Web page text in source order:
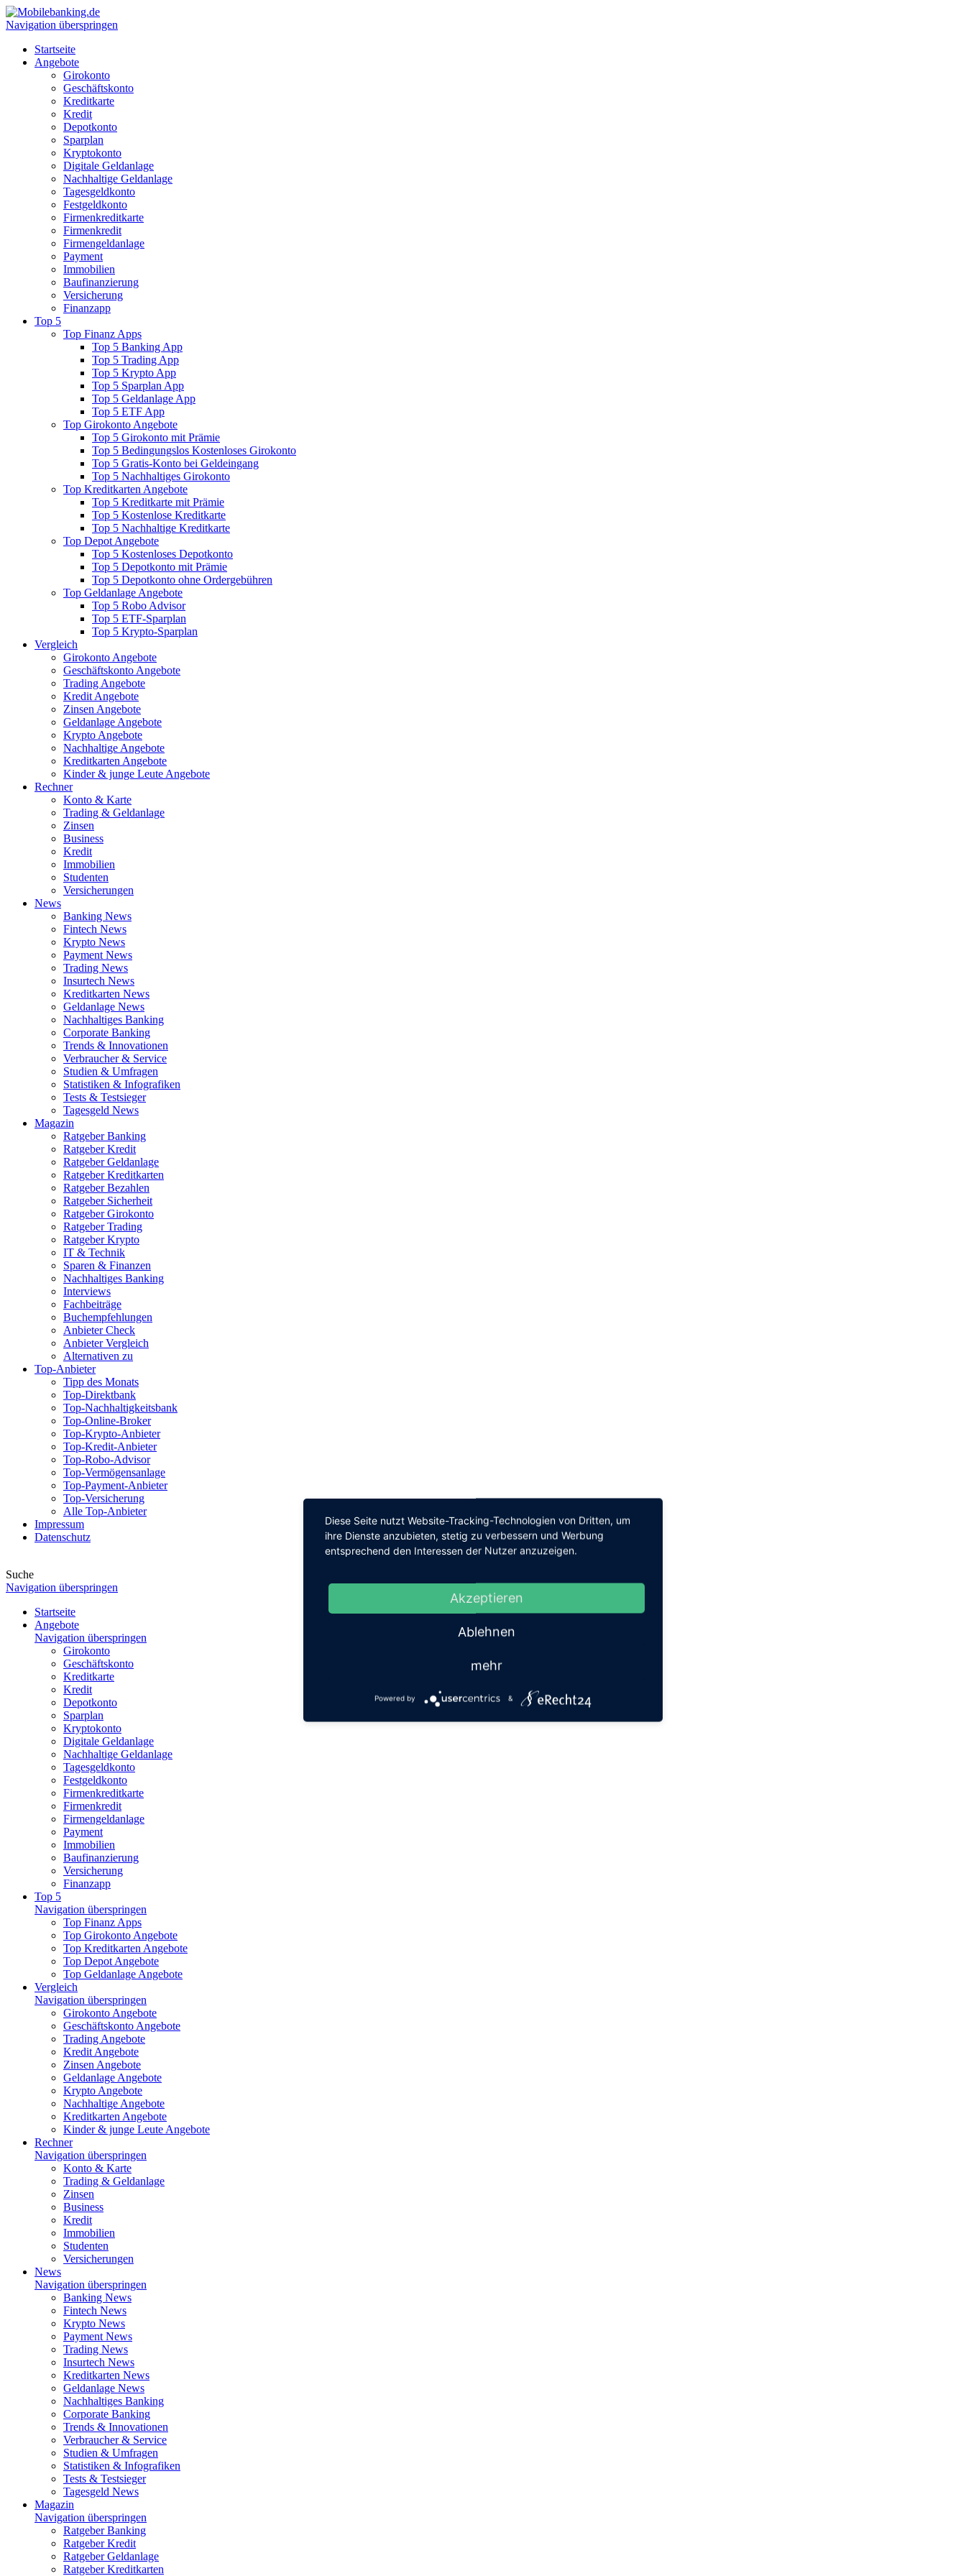
Navigation überspringen
Startseite
Angebote
Girokonto
Geschäftskonto
Kreditkarte
Kredit
Depotkonto
Sparplan
Kryptokonto
Digitale Geldanlage
Nachhaltige Geldanlage
Tagesgeldkonto
Festgeldkonto
Firmenkreditkarte
Firmenkredit
Firmengeldanlage
Payment
Immobilien
Baufinanzierung
Versicherung
Finanzapp
Top 5
Top Finanz Apps
Top 5 Banking App
Top 5 Trading App
Top 5 Krypto App
Top 5 Sparplan App
Top 5 Geldanlage App
Top 5 ETF App
Top Girokonto Angebote
Top 5 Girokonto mit Prämie
Top 5 Bedingungslos Kostenloses Girokonto
Top 5 Gratis-Konto bei Geldeingang
Top 5 Nachhaltiges Girokonto
Top Kreditkarten Angebote
Top 5 Kreditkarte mit Prämie
Top 5 Kostenlose Kreditkarte
Top 5 Nachhaltige Kreditkarte
Top Depot Angebote
Top 5 Kostenloses Depotkonto
Top 5 Depotkonto mit Prämie
Top 5 Depotkonto ohne Ordergebühren
Top Geldanlage Angebote
Top 5 Robo Advisor
Top 5 ETF-Sparplan
Top 5 Krypto-Sparplan
Vergleich
Girokonto Angebote
Geschäftskonto Angebote
Trading Angebote
Kredit Angebote
Zinsen Angebote
Geldanlage Angebote
Krypto Angebote
Nachhaltige Angebote
Kreditkarten Angebote
Kinder & junge Leute Angebote
Rechner
Konto & Karte
Trading & Geldanlage
Zinsen
Business
Kredit
Immobilien
Studenten
Versicherungen
News
Banking News
Fintech News
Krypto News
Payment News
Trading News
Insurtech News
Kreditkarten News
Geldanlage News
Nachhaltiges Banking
Corporate Banking
Trends & Innovationen
Verbraucher & Service
Studien & Umfragen
Statistiken & Infografiken
Tests & Testsieger
Tagesgeld News
Magazin
Ratgeber Banking
Ratgeber Kredit
Ratgeber Geldanlage
Ratgeber Kreditkarten
Ratgeber Bezahlen
Ratgeber Sicherheit
Ratgeber Girokonto
Ratgeber Trading
Ratgeber Krypto
IT & Technik
Sparen & Finanzen
Nachhaltiges Banking
Interviews
Fachbeiträge
Buchempfehlungen
Anbieter Check
Anbieter Vergleich
Alternativen zu
Top-Anbieter
Tipp des Monats
Top-Direktbank
Top-Nachhaltigkeitsbank
Top-Online-Broker
Top-Krypto-Anbieter
Top-Kredit-Anbieter
Top-Robo-Advisor
Top-Vermögensanlage
Top-Payment-Anbieter
Top-Versicherung
Alle Top-Anbieter
Impressum
Datenschutz
Suche
Navigation überspringen
Startseite
Angebote
Navigation überspringen
Girokonto
Geschäftskonto
Kreditkarte
Kredit
Depotkonto
Sparplan
Kryptokonto
Digitale Geldanlage
Nachhaltige Geldanlage
Tagesgeldkonto
Festgeldkonto
Firmenkreditkarte
Firmenkredit
Firmengeldanlage
Payment
Immobilien
Baufinanzierung
Versicherung
Finanzapp
Top 5
Navigation überspringen
Top Finanz Apps
Top Girokonto Angebote
Top Kreditkarten Angebote
Top Depot Angebote
Top Geldanlage Angebote
Vergleich
Navigation überspringen
Girokonto Angebote
Geschäftskonto Angebote
Trading Angebote
Kredit Angebote
Zinsen Angebote
Geldanlage Angebote
Krypto Angebote
Nachhaltige Angebote
Kreditkarten Angebote
Kinder & junge Leute Angebote
Rechner
Navigation überspringen
Konto & Karte
Trading & Geldanlage
Zinsen
Business
Kredit
Immobilien
Studenten
Versicherungen
News
Navigation überspringen
Banking News
Fintech News
Krypto News
Payment News
Trading News
Insurtech News
Kreditkarten News
Geldanlage News
Nachhaltiges Banking
Corporate Banking
Trends & Innovationen
Verbraucher & Service
Studien & Umfragen
Statistiken & Infografiken
Tests & Testsieger
Tagesgeld News
Magazin
Navigation überspringen
Ratgeber Banking
Ratgeber Kredit
Ratgeber Geldanlage
Ratgeber Kreditkarten
Diese Seite nutzt Website-Tracking-Technologien von Dritten, um
ihre Dienste anzubieten, stetig zu verbessern und Werbung
entsprechend den Interessen der Nutzer anzuzeigen.
Akzeptieren
Ablehnen
mehr
Powered by &